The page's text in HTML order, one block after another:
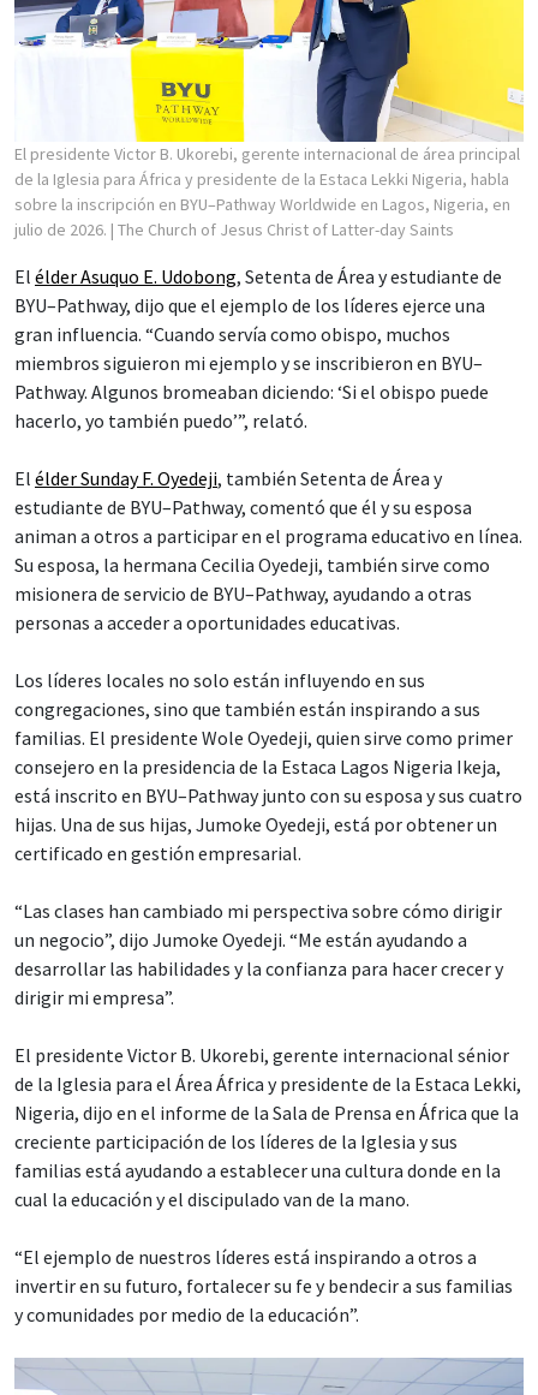
El presidente Victor B. Ukorebi, gerente internacional de área principal
de la Iglesia para África y presidente de la Estaca Lekki Nigeria, habla
sobre la inscripción en BYU–Pathway Worldwide en Lagos, Nigeria, en
julio de 2026. | The Church of Jesus Christ of Latter-day Saints
El élder Asuquo E. Udobong, Setenta de Área y estudiante de
BYU–Pathway, dijo que el ejemplo de los líderes ejerce una
gran influencia. “Cuando servía como obispo, muchos
miembros siguieron mi ejemplo y se inscribieron en BYU–
Pathway. Algunos bromeaban diciendo: ‘Si el obispo puede
hacerlo, yo también puedo’”, relató.
El élder Sunday F. Oyedeji, también Setenta de Área y
estudiante de BYU–Pathway, comentó que él y su esposa
animan a otros a participar en el programa educativo en línea.
Su esposa, la hermana Cecilia Oyedeji, también sirve como
misionera de servicio de BYU–Pathway, ayudando a otras
personas a acceder a oportunidades educativas.
Los líderes locales no solo están influyendo en sus
congregaciones, sino que también están inspirando a sus
familias. El presidente Wole Oyedeji, quien sirve como primer
consejero en la presidencia de la Estaca Lagos Nigeria Ikeja,
está inscrito en BYU–Pathway junto con su esposa y sus cuatro
hijas. Una de sus hijas, Jumoke Oyedeji, está por obtener un
certificado en gestión empresarial.
“Las clases han cambiado mi perspectiva sobre cómo dirigir
un negocio”, dijo Jumoke Oyedeji. “Me están ayudando a
desarrollar las habilidades y la confianza para hacer crecer y
dirigir mi empresa”.
El presidente Victor B. Ukorebi, gerente internacional sénior
de la Iglesia para el Área África y presidente de la Estaca Lekki,
Nigeria, dijo en el informe de la Sala de Prensa en África que la
creciente participación de los líderes de la Iglesia y sus
familias está ayudando a establecer una cultura donde en la
cual la educación y el discipulado van de la mano.
“El ejemplo de nuestros líderes está inspirando a otros a
invertir en su futuro, fortalecer su fe y bendecir a sus familias
y comunidades por medio de la educación”.